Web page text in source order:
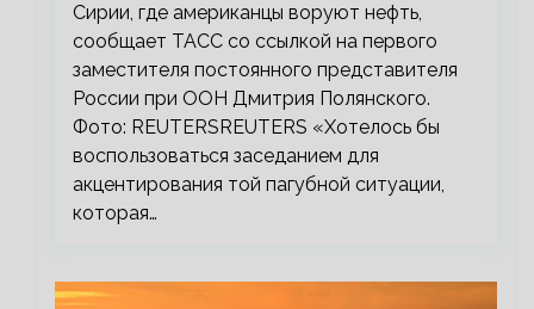
Сирии, где американцы воруют нефть,
сообщает ТАСС со ссылкой на первого
заместителя постоянного представителя
России при ООН Дмитрия Полянского.
Фото: REUTERSREUTERS «Хотелось бы
воспользоваться заседанием для
акцентирования той пагубной ситуации,
которая…